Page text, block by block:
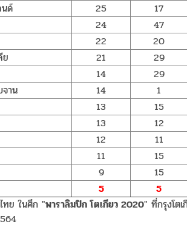
นด์ 25 17
24 47
22 20
ย 21 29
14 29
จาน 14 1
13 15
13 12
12 11
11 15
9 15
5 5
ทย ในศึก "พาราลิมปิก โตเกียว 2020" ที่กรุงโต